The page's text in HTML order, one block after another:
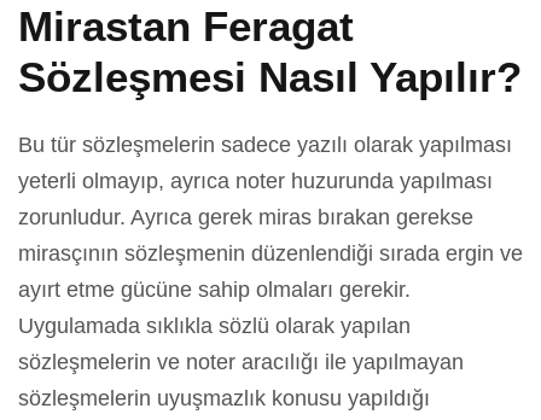
Mirastan Feragat
Sözleşmesi Nasıl Yapılır?
Bu tür sözleşmelerin sadece yazılı olarak yapılması
yeterli olmayıp, ayrıca noter huzurunda yapılması
zorunludur. Ayrıca gerek miras bırakan gerekse
mirasçının sözleşmenin düzenlendiği sırada ergin ve
ayırt etme gücüne sahip olmaları gerekir.
Uygulamada sıklıkla sözlü olarak yapılan
sözleşmelerin ve noter aracılığı ile yapılmayan
sözleşmelerin uyuşmazlık konusu yapıldığı